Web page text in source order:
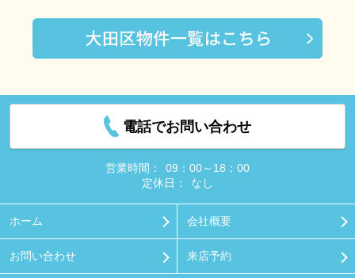
電話でお問い合わせ
営業時間：
09：00～18：00
定休日：
なし
ホーム 会社概要
お問い合わせ 来店予約